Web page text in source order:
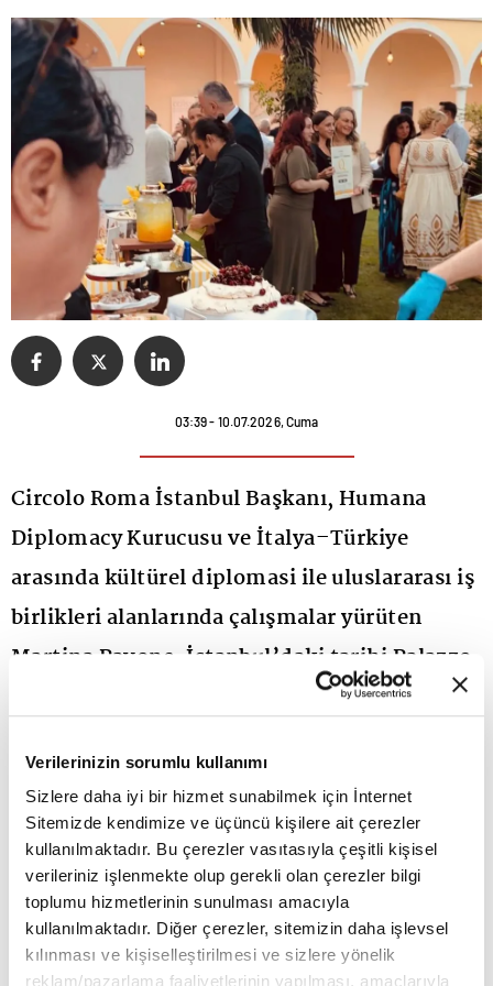
Verilerinizin sorumlu kullanımı
Sizlere daha iyi bir hizmet sunabilmek için İnternet
Sitemizde kendimize ve üçüncü kişilere ait çerezler
kullanılmaktadır. Bu çerezler vasıtasıyla çeşitli kişisel
verileriniz işlenmekte olup gerekli olan çerezler bilgi
toplumu hizmetlerinin sunulması amacıyla
kullanılmaktadır. Diğer çerezler, sitemizin daha işlevsel
kılınması ve kişiselleştirilmesi ve sizlere yönelik
reklam/pazarlama faaliyetlerinin yapılması, amaçlarıyla
03:39 - 10.07.2026, Cuma
Circolo Roma İstanbul Başkanı, Humana
Diplomacy Kurucusu ve İtalya–Türkiye
arasında kültürel diplomasi ile uluslararası iş
birlikleri alanlarında çalışmalar yürüten
Martina Pavone, İstanbul’daki tarihi Palazzo
di Venezia (Venedik Sarayı)’nda düzenlenen
ardından gıda diplomasisinin geleceğine
ilişkin değerlendirmelerini paylaştı.
Pavone'ye göre bu gece yalnızca İtalyan
gastronomisinin mükemmeliyetini kutlayan
prestijli bir organizasyon değil; aynı zamanda